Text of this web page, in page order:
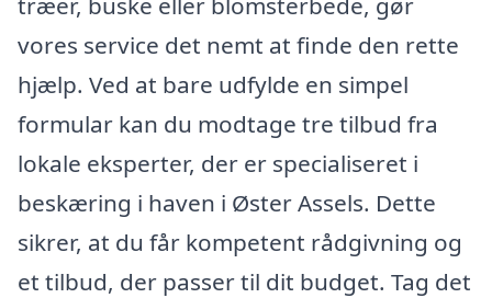
vores service det nemt at finde den rette
hjælp. Ved at bare udfylde en simpel
formular kan du modtage tre tilbud fra
lokale eksperter, der er specialiseret i
beskæring i haven i Øster Assels. Dette
sikrer, at du får kompetent rådgivning og
et tilbud, der passer til dit budget. Tag det